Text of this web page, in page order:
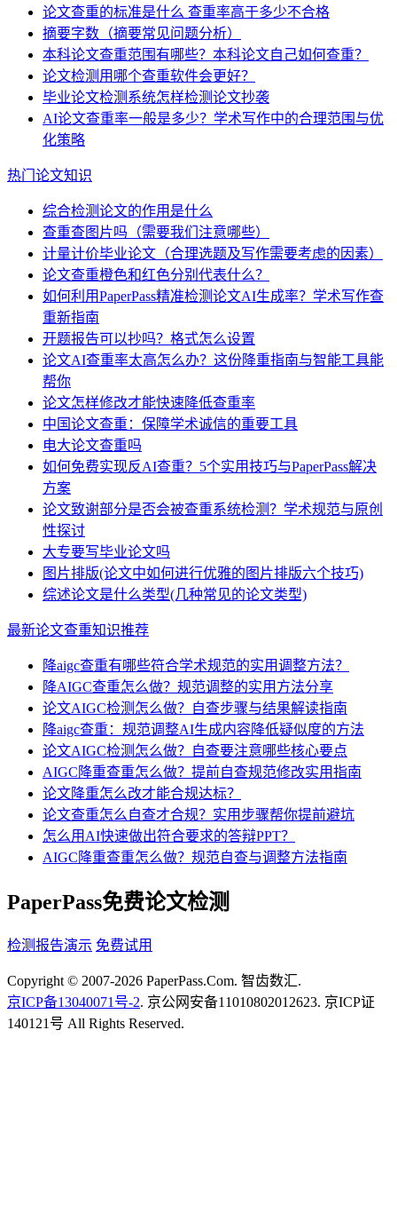
论文查重的标准是什么 查重率高于多少不合格
摘要字数（摘要常见问题分析）
本科论文查重范围有哪些？本科论文自己如何查重？
论文检测用哪个查重软件会更好？
毕业论文检测系统怎样检测论文抄袭
AI论文查重率一般是多少？学术写作中的合理范围与优
化策略
热门论文知识
综合检测论文的作用是什么
查重查图片吗（需要我们注意哪些）
计量计价毕业论文（合理选题及写作需要考虑的因素）
论文查重橙色和红色分别代表什么？
如何利用PaperPass精准检测论文AI生成率？学术写作查
重新指南
开题报告可以抄吗？格式怎么设置
论文AI查重率太高怎么办？这份降重指南与智能工具能
帮你
论文怎样修改才能快速降低查重率
中国论文查重：保障学术诚信的重要工具
电大论文查重吗
如何免费实现反AI查重？5个实用技巧与PaperPass解决
方案
论文致谢部分是否会被查重系统检测？学术规范与原创
性探讨
大专要写毕业论文吗
图片排版(论文中如何进行优雅的图片排版六个技巧)
综述论文是什么类型(几种常见的论文类型)
最新论文查重知识推荐
降aigc查重有哪些符合学术规范的实用调整方法？
降AIGC查重怎么做？规范调整的实用方法分享
论文AIGC检测怎么做？自查步骤与结果解读指南
降aigc查重：规范调整AI生成内容降低疑似度的方法
论文AIGC检测怎么做？自查要注意哪些核心要点
AIGC降重查重怎么做？提前自查规范修改实用指南
论文降重怎么改才能合规达标？
论文查重怎么自查才合规？实用步骤帮你提前避坑
怎么用AI快速做出符合要求的答辩PPT？
AIGC降重查重怎么做？规范自查与调整方法指南
PaperPass免费论文检测
检测报告演示 免费试用
Copyright © 2007-2026 PaperPass.Com. 智齿数汇.
京ICP备13040071号-2. 京公网安备11010802012623. 京ICP证
140121号 All Rights Reserved.